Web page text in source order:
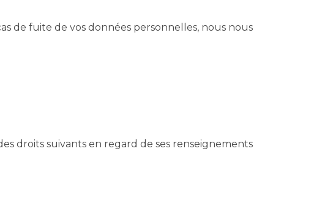
de fuite de vos données personnelles, nous nous
droits suivants en regard de ses renseignements